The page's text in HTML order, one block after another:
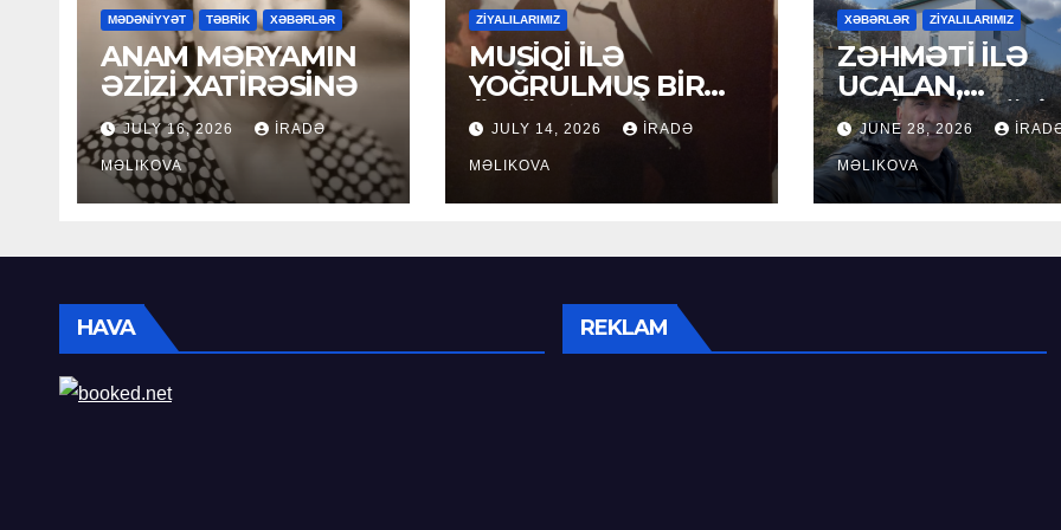
MƏDƏNİYYƏT TƏBRİK XƏBƏRLƏR
ANAM MƏRYAMIN
ƏZİZİ XATİRƏSİNƏ
JULY 16, 2026 İRADƏ
MƏLIKOVA
ZİYALILARIMIZ
MUSİQİ İLƏ
YOĞRULMUŞ BİR
ÖMÜR
JULY 14, 2026 İRADƏ
MƏLIKOVA
XƏBƏRLƏR ZİYALILARIMIZ
ZƏHMƏTİ İLƏ
UCALAN,
XEYİRXAHLIĞI
SEÇİLƏN: HACI
RAMAZAN
JUNE 28, 2026
MƏLIKOVA
HAVA REKLAM